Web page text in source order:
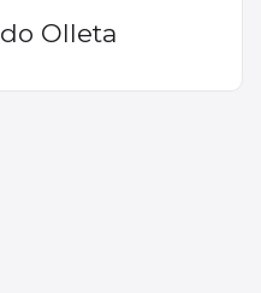
Olleta